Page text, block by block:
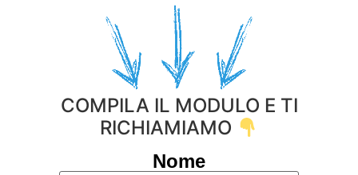
COMPILA IL MODULO E TI
RICHIAMIAMO
Nome